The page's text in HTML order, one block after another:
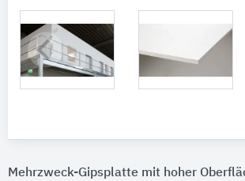
Mehrzweck-Gipsplatte mit hoher